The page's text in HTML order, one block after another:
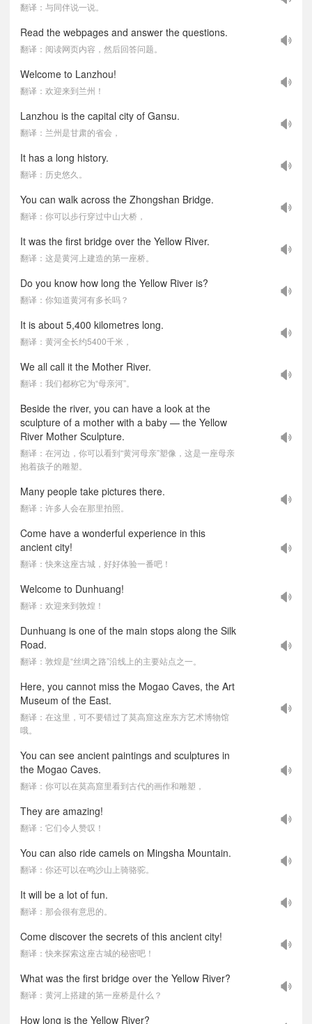
翻译：与同伴说一说。
Read the webpages and answer the questions.
翻译：阅读网页内容，然后回答问题。
Welcome to Lanzhou!
翻译：欢迎来到兰州！
Lanzhou is the capital city of Gansu.
翻译：兰州是甘肃的省会，
It has a long history.
翻译：历史悠久。
You can walk across the Zhongshan Bridge.
翻译：你可以步行穿过中山大桥，
It was the first bridge over the Yellow River.
翻译：这是黄河上建造的第一座桥。
Do you know how long the Yellow River is?
翻译：你知道黄河有多长吗？
It is about 5,400 kilometres long.
翻译：黄河全长约5400千米，
We all call it the Mother River.
翻译：我们都称它为“母亲河”。
Beside the river, you can have a look at the
sculpture of a mother with a baby — the Yellow
River Mother Sculpture.
翻译：在河边，你可以看到“黄河母亲”塑像，这是一座母亲
抱着孩子的雕塑。
Many people take pictures there.
翻译：许多人会在那里拍照。
Come have a wonderful experience in this
ancient city!
翻译：快来这座古城，好好体验一番吧！
Welcome to Dunhuang!
翻译：欢迎来到敦煌！
Dunhuang is one of the main stops along the Silk
Road.
翻译：敦煌是“丝绸之路”沿线上的主要站点之一。
Here, you cannot miss the Mogao Caves, the Art
Museum of the East.
翻译：在这里，可不要错过了莫高窟这座东方艺术博物馆
哦。
You can see ancient paintings and sculptures in
the Mogao Caves.
翻译：你可以在莫高窟里看到古代的画作和雕塑，
They are amazing!
翻译：它们令人赞叹！
You can also ride camels on Mingsha Mountain.
翻译：你还可以在鸣沙山上骑骆驼。
It will be a lot of fun.
翻译：那会很有意思的。
Come discover the secrets of this ancient city!
翻译：快来探索这座古城的秘密吧！
What was the first bridge over the Yellow River?
翻译：黄河上搭建的第一座桥是什么？
How long is the Yellow River?